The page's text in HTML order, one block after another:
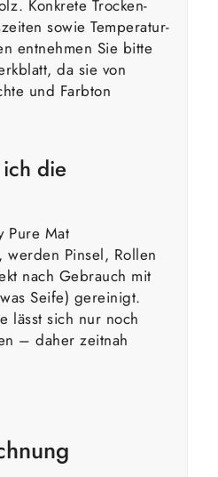
Konkrete Trocken-
sowie Temperatur-
entnehmen Sie bitte
da sie von
und Farbton
die
Pure Mat
werden Pinsel, Rollen
nach Gebrauch mit
Seife) gereinigt.
lässt sich nur noch
– daher zeitnah